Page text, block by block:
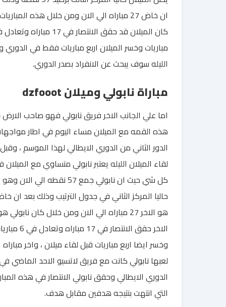
ان خاض 27 مباراه الي الان ومن خلال هذه المباريات
مباريات وخسر الميلان اربع مباريات فقط في
الليله سوف يبحث عن الانفراد بصدر الدوري.
مباراة نابولي وميلان dzfooot
اما علي الجانب الاخر فريق نابولي فهو صاحب
هذه القمه مع الميلان مساء اليوم في اطار
الدور الثاني من الدوري الايطالي لهذا الموسم ، وقبل
لقاء الميلان الليله يعتبر نابولي متساوي مع
كل شي حيث ان نابولي جمع 57 نقطه الي
حاليا المركز الثاني في جدول الترتيب وذلك بعد ان
هو الاخر 27 مباراه الي الان ومن خلال كان نابولي
الاخر حقق الانتصار في 17 مباراه
وخسر ايضا اربع مباريات قبل لقاء ميلان ، واخر مباراه
لعبها نابولي كانت مع فريق لاتسيو الاحد الماضي
الدوري الايطالي وحقق نابولي الانتصار في هذه
التي انتهت بنتيجه هدفين مقابل هدف.